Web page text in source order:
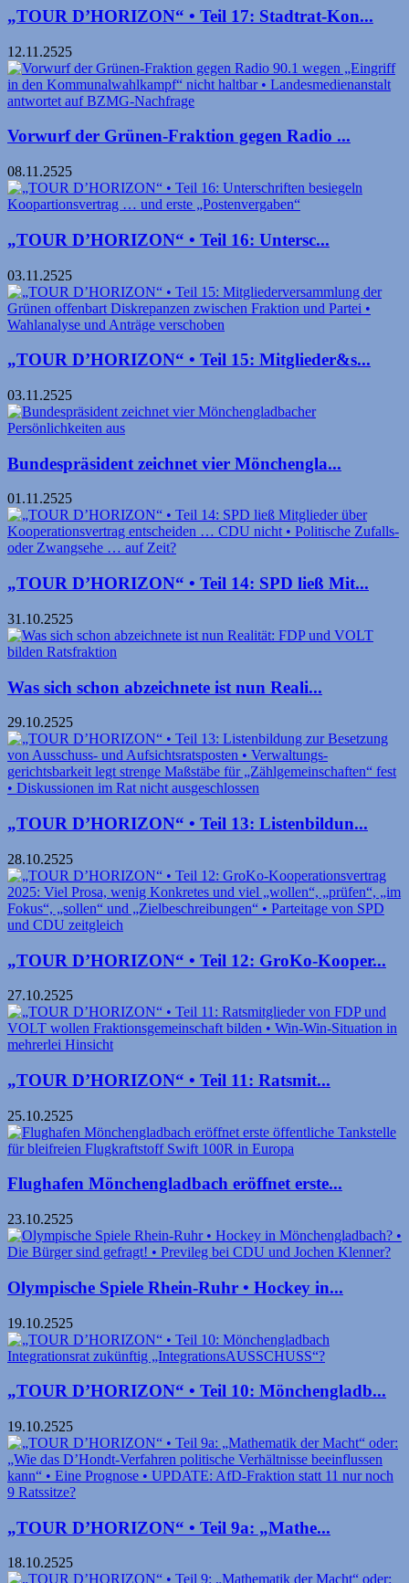
„TOUR D’HORIZON“ • Teil 17: Stadtrat-Kon...
12.11.2525
Vorwurf der Grünen-Fraktion gegen Radio ...
08.11.2525
„TOUR D’HORIZON“ • Teil 16: Unter­sc...
03.11.2525
„TOUR D’HORIZON“ • Teil 15: Mitglieder&s...
03.11.2525
Bundespräsident zeichnet vier Mönchengla...
01.11.2525
„TOUR D’HORIZON“ • Teil 14: SPD ließ Mit...
31.10.2525
Was sich schon abzeichnete ist nun Reali...
29.10.2525
„TOUR D’HORIZON“ • Teil 13: Listenbildun...
28.10.2525
„TOUR D’HORIZON“ • Teil 12: GroKo-Kooper...
27.10.2525
„TOUR D’HORIZON“ • Teil 11: Ratsmit­...
25.10.2525
Flughafen Mönchengladbach eröffnet erste...
23.10.2525
Olympische Spiele Rhein-Ruhr • Hockey in...
19.10.2525
„TOUR D’HORIZON“ • Teil 10: Mönchengladb...
19.10.2525
„TOUR D’HORIZON“ • Teil 9a: „Mathe...
18.10.2525